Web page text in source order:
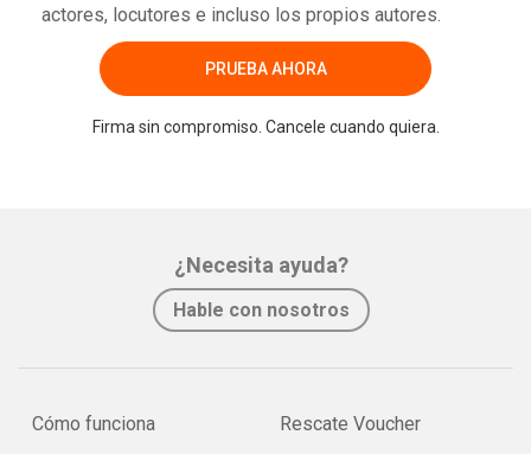
actores, locutores e incluso los propios autores.
PRUEBA AHORA
Firma sin compromiso. Cancele cuando quiera.
¿Necesita ayuda?
Hable con nosotros
Cómo funciona Rescate Voucher